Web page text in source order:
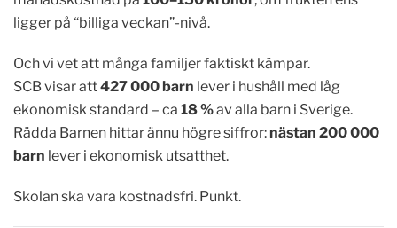
ligger på “billiga veckan”-nivå.
Och vi vet att många familjer faktiskt kämpar.
SCB visar att427 000 barn lever i hushåll med låg
ekonomisk standard – ca 18 %av alla barn i Sverige.
Rädda Barnen hittar ännu högre siffror:nästan 200 000
barn lever i ekonomisk utsatthet.
Skolan ska vara kostnadsfri. Punkt.